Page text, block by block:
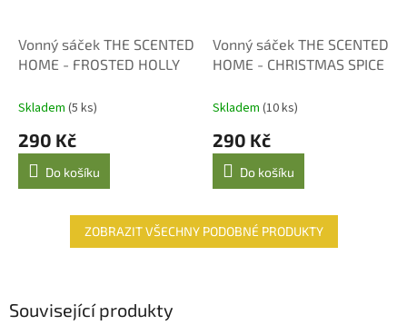
Vonný sáček THE SCENTED
HOME - FROSTED HOLLY
Skladem (5 ks)
290 Kč
Do košíku
Vonný sáček THE SCENTED
HOME - CHRISTMAS SPICE
Skladem (10 ks)
290 Kč
Do košíku
ZOBRAZIT VŠECHNY PODOBNÉ PRODUKTY
Související produkty